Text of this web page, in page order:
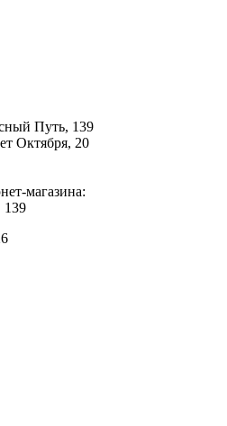
Путь, 139
Октября, 20
магазина:
139